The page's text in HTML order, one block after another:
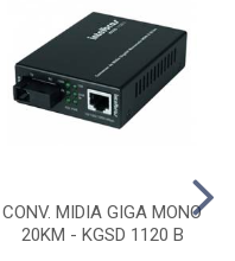
CONV. MIDIA GIGA MONO
20KM - KGSD 1120 B